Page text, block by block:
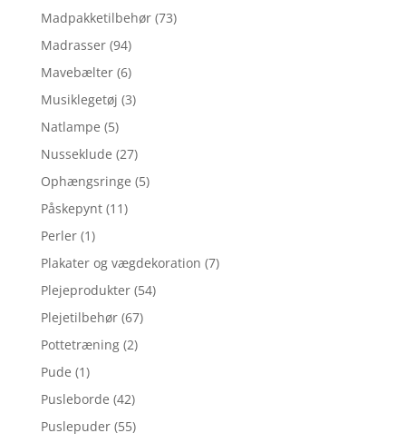
Madpakketilbehør (73)
Madrasser (94)
Mavebælter (6)
Musiklegetøj (3)
Natlampe (5)
Nusseklude (27)
Ophængsringe (5)
Påskepynt (11)
Perler (1)
Plakater og vægdekoration (7)
Plejeprodukter (54)
Plejetilbehør (67)
Pottetræning (2)
Pude (1)
Pusleborde (42)
Puslepuder (55)